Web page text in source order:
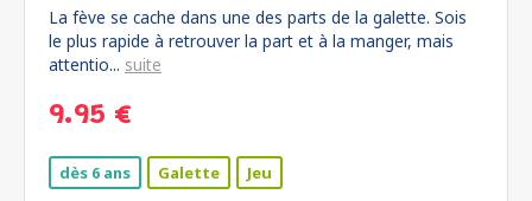
La fève se cache dans une des parts de la galette. Sois
le plus rapide à retrouver la part et à la manger, mais
attentio... suite
9.95 €
dès 6 ans Galette Jeu